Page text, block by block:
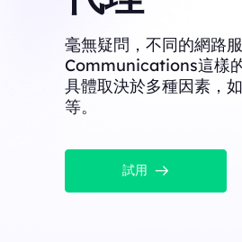
毫無疑問，不同的網路
Communications這樣
具體取決於多種因素，
等。
試用